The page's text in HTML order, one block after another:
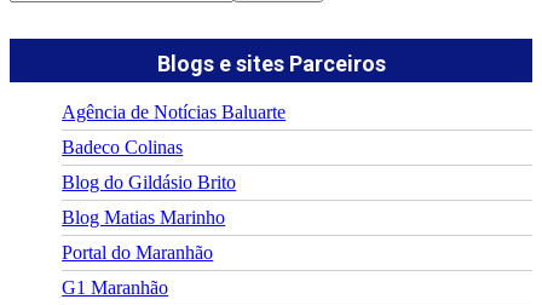
Blogs e sites Parceiros
Agência de Notícias Baluarte
Badeco Colinas
Blog do Gildásio Brito
Blog Matias Marinho
Portal do Maranhão
G1 Maranhão